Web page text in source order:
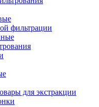
фильтрации
для экстракции